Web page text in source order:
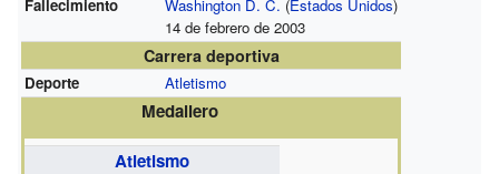
Fallecimiento
Washington D. C. (Estados Unidos)
14 de febrero de 2003
Carrera deportiva
Deporte Atletismo
Medallero
Atletismo